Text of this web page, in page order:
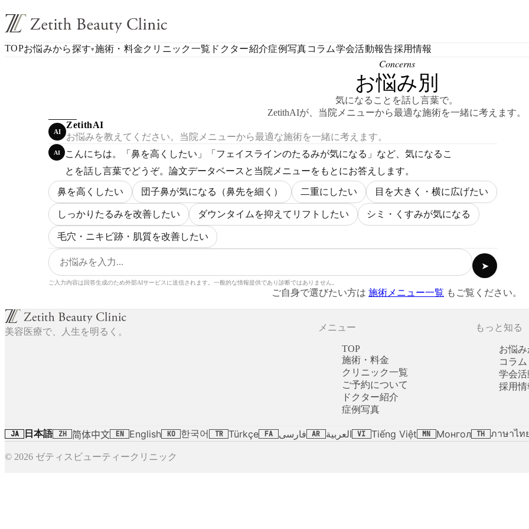
TOPお悩みから探す▾施術・料金クリニック一覧 ドクター紹介症例写真コラム学会活動報告採用情報
Concerns
お悩み別
気になることを話し言葉で。
ZetithAIが、当院メニューから最適な施術を一緒に考えます。
AI
ZetithAI
お悩みを教えてください。当院メニューから最適な施術を一緒に考えます。
AI
こんにちは。「鼻を高くしたい」「フェイスラインのたるみが気になる」など、気になるこ
とを話し言葉でどうぞ。論文データベースと当院メニューをもとにお答えします。
鼻を高くしたい 団子鼻が気になる（鼻先を細く） 二重にしたい 目を大きく・横に広げたい
しっかりたるみを改善したい ダウンタイムを抑えてリフトしたい シミ・くすみが気になる
毛穴・ニキビ跡・肌質を改善したい
➤
ご入力内容は回答生成のため外部AIサービスに送信されます。一般的な情報提供であり診断ではありません。
ご自身で選びたい方は 施術メニュー一覧 もご覧ください。
美容医療で、人生を明るく。 メニュー
TOP
施術・料金
クリニック一覧
ご予約について
ドクター紹介
症例写真
もっと知る
お悩
コラム
学会
採用情
JA 日本語 ZH 简体中文 EN English KO 한국어 TR Türkçe FA فارسی AR العربية VI Tiếng Việt MN Монгол TH ภาษาไท
© 2026 ゼティスビューティークリニック